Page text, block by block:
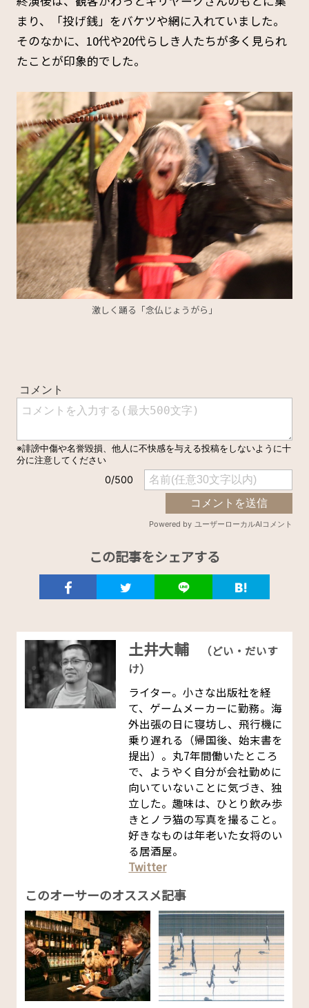
まり、「投げ銭」をバケツや網に入れていました。
そのなかに、10代や20代らしき人たちが多く見られ
たことが印象的でした。
激しく踊る「念仏じょうがら」
この記事をシェアする
土井大輔
（どい・だいす
け）
ライター。小さな出版社を経
て、ゲームメーカーに勤務。海
外出張の日に寝坊し、飛行機に
乗り遅れる（帰国後、始末書を
提出）。丸7年間働いたところ
で、ようやく自分が会社勤めに
向いていないことに気づき、独
立した。趣味は、ひとり飲み歩
きとノラ猫の写真を撮ること。
好きなものは年老いた女将のい
る居酒屋。
Twitter
このオーサーのオススメ記事